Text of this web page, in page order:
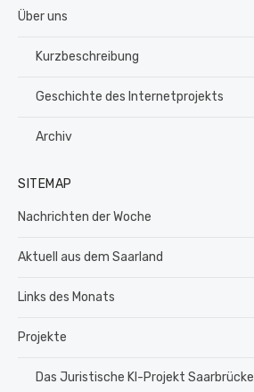
Über uns
Kurzbeschreibung
Geschichte des Internetprojekts
Archiv
SITEMAP
Nachrichten der Woche
Aktuell aus dem Saarland
Links des Monats
Projekte
Das Juristische KI-Projekt